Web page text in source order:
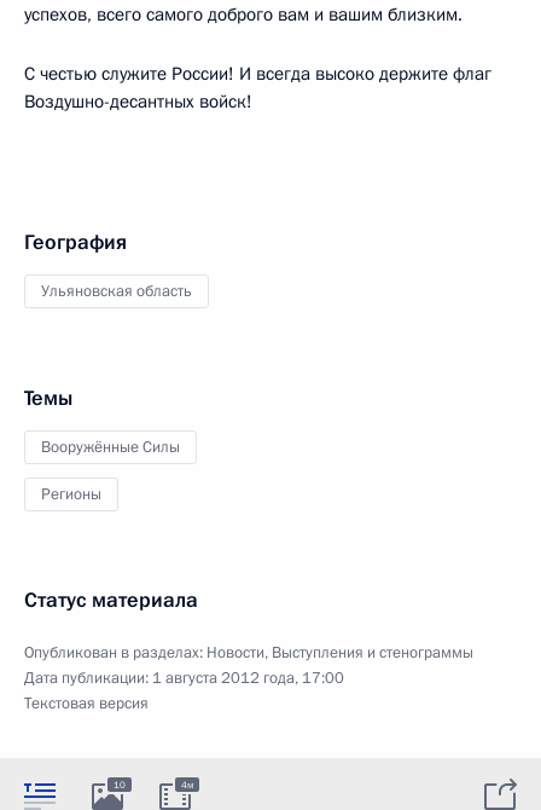
успехов, всего самого доброго вам и вашим близким.
С честью служите России! И всегда высоко держите флаг
Воздушно-десантных войск!
География
Ульяновская область
Темы
Вооружённые Силы
Регионы
Статус материала
Опубликован в разделах: Новости, Выступления и стенограммы
Дата публикации: 1 августа 2012 года, 17:00
Текстовая версия
10 4м